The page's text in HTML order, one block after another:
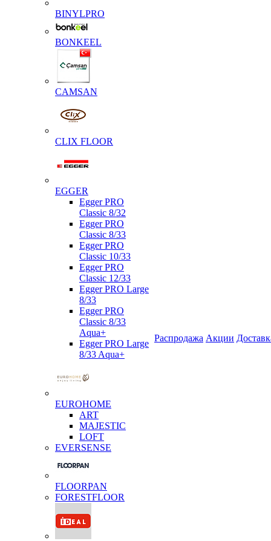
BINYLPRO
BONKEEL
CAMSAN
CLIX FLOOR
EGGER
Egger PRO
Classic 8/32
Egger PRO
Classic 8/33
Egger PRO
Classic 10/33
Egger PRO
Classic 12/33
Egger PRO Large
8/33
Egger PRO
Classic 8/33
Aqua+
Egger PRO Large
8/33 Aqua+
EUROHOME
ART
MAJESTIC
LOFT
EVERSENSE
FLOORPAN
FORESTFLOOR
Распродажа Акции